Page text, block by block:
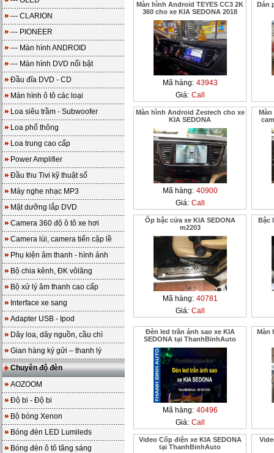
--- CLARION
--- PIONEER
--- Màn hình ANDROID
--- Màn hình DVD nổi bật
Đầu đĩa DVD - CD
Màn hình ô tô các loại
Loa siêu trầm - Subwoofer
Loa phổ thông
Loa trung cao cấp
Power Amplifier
Đầu thu Tivi kỹ thuật số
Máy nghe nhạc MP3
Mặt dưỡng lắp DVD
Camera 360 độ ô tô xe hơi
Camera lùi, camera tiến cập lề
Phụ kiện âm thanh - hình ảnh
Bộ chia kênh, ĐK vôlăng
Bộ xử lý âm thanh cao cấp
Interface xe sang
Adapter USB - Ipod
Dây loa, dây nguồn, cầu chì
Gian hàng ký gửi – thanh lý
Chuyên độ đèn
AOZOOM
Độ bi - Độ bi
Bộ bóng Xenon
Bóng đèn LED Lumileds
Bóng đèn ô tô tăng sáng
Màn hình Android TEYES CC3 2K
360 cho xe KIA SEDONA 2018
Mã hàng: 43943
Giá: Call
Dán
Màn hình Android Zestech cho xe
KIA SEDONA
Mã hàng: 40900
Giá: Call
Ốp bậc cửa xe KIA SEDONA
m2203
Mã hàng: 40781
Giá: Call
Bậc
Đèn led trần ánh sao xe KIA
SEDONA tại ThanhBinhAuto
Mã hàng: 40496
Giá: Call
Màn
Video Cốp điện xe KIA SEDONA
tại ThanhBinhAuto